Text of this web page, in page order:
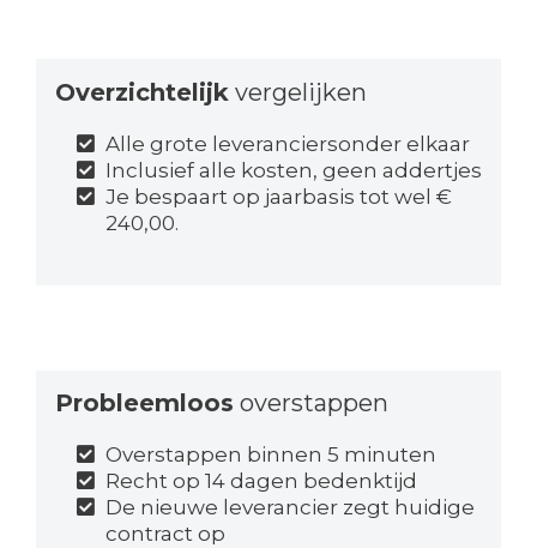
Overzichtelijk vergelijken
Alle grote leveranciersonder elkaar
Inclusief alle kosten, geen addertjes
Je bespaart op jaarbasis tot wel €
240,00.
Probleemloos overstappen
Overstappen binnen 5 minuten
Recht op 14 dagen bedenktijd
De nieuwe leverancier zegt huidige
contract op